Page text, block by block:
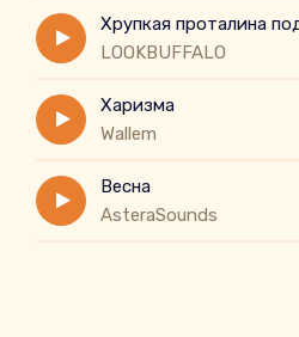
LOOKBUFFALO
Харизма
Wallem
Весна
AsteraSounds